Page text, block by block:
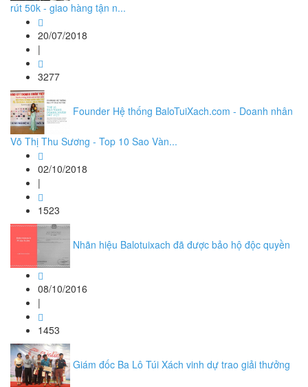
rút 50k - giao hàng tận n...
20/07/2018
|
3277
Founder Hệ thống BaloTuiXach.com - Doanh nhân
Võ Thị Thu Sương - Top 10 Sao Vàn...
02/10/2018
|
1523
Nhãn hiệu Balotuixach đã được bảo hộ độc quyền
08/10/2016
|
1453
Giám đốc Ba Lô Túi Xách vinh dự trao giải thưởng